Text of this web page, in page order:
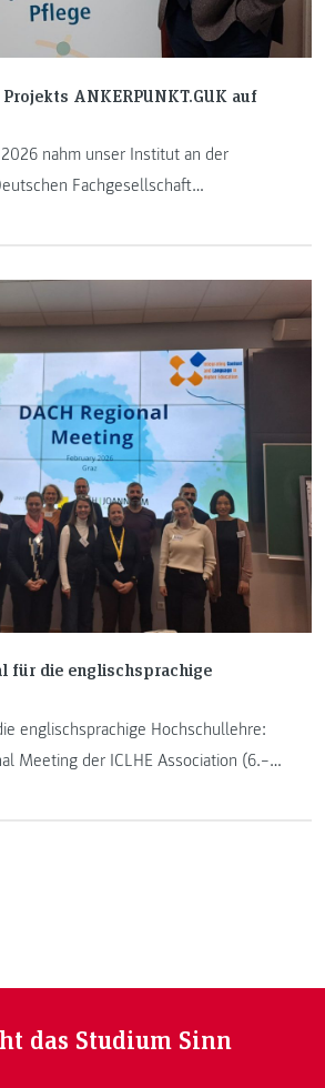
ANKERPUNKT.GUK auf
nahm unser Institut an der
Fachgesellschaft
in vulnerablen und komplexen
für die englischsprachige
englischsprachige Hochschullehre:
Meeting der ICLHE Association (6.–
das Studium Sinn